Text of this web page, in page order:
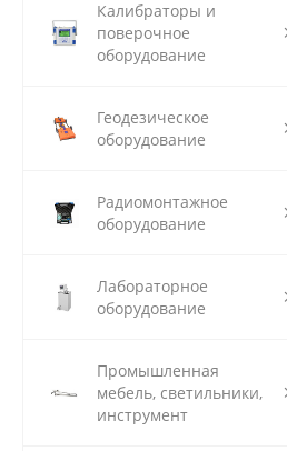
Калибраторы и
поверочное
оборудование
Геодезическое
оборудование
Радиомонтажное
оборудование
Лабораторное
оборудование
Промышленная
мебель, светильники,
инструмент